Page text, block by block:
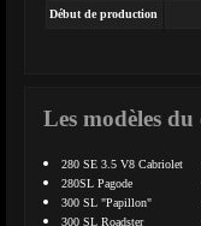
Début de production
Les modèles
280 SE 3.5 V8 Cabriolet
280SL Pagode
300 SL "Papillon"
300 SL Roadster